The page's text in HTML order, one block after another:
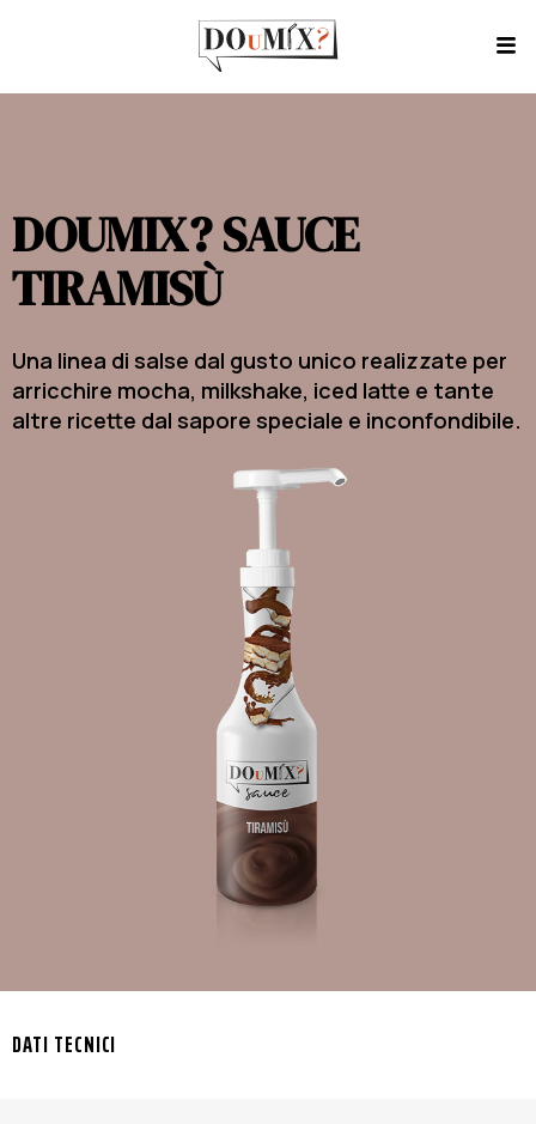
DOUMIX? SAUCE
TIRAMISÙ
Una linea di salse dal gusto unico realizzate per
arricchire mocha, milkshake, iced latte e tante
altre ricette dal sapore speciale e inconfondibile.
DATI TECNICI